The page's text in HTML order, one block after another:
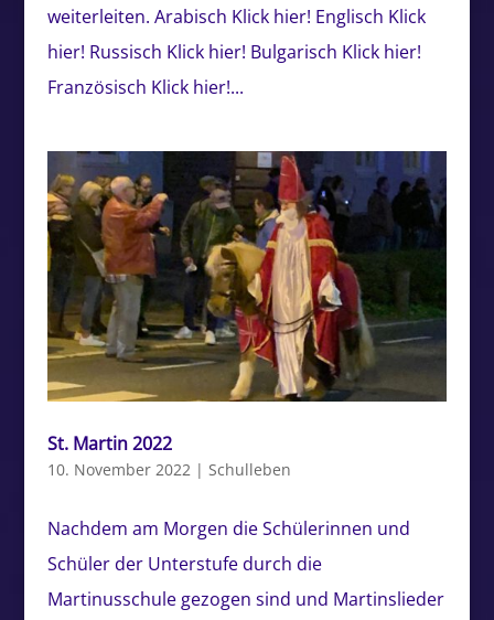
weiterleiten. Arabisch Klick hier! Englisch Klick
hier! Russisch Klick hier! Bulgarisch Klick hier!
Französisch Klick hier!...
St. Martin 2022
10. November 2022| Schulleben
Nachdem am Morgen die Schülerinnen und
Schüler der Unterstufe durch die
Martinusschule gezogen sind und Martinslieder